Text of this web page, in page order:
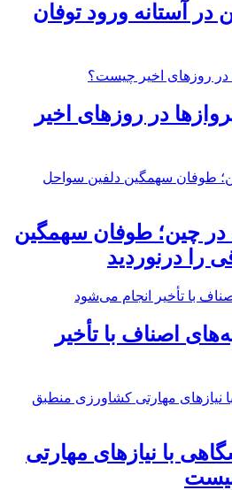
در آستانه ورود توفان
در روزهای اخیر
چین؛ طوفان سهمگین
را درنوردید
اصناف با تأخیر
با نیازهای مهارتی